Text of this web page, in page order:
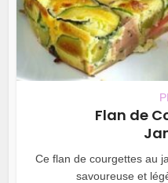
Flan de
Ce flan de courgettes au
savoureuse et